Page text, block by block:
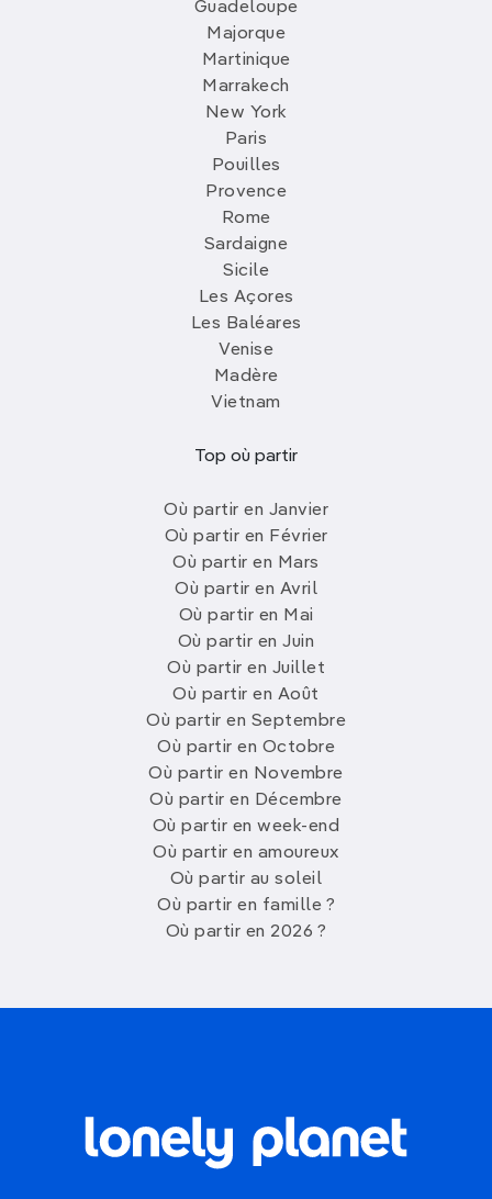
Guadeloupe
Majorque
Martinique
Marrakech
New York
Paris
Pouilles
Provence
Rome
Sardaigne
Sicile
Les Açores
Les Baléares
Venise
Madère
Vietnam
Top où partir
Où partir en Janvier
Où partir en Février
Où partir en Mars
Où partir en Avril
Où partir en Mai
Où partir en Juin
Où partir en Juillet
Où partir en Août
Où partir en Septembre
Où partir en Octobre
Où partir en Novembre
Où partir en Décembre
Où partir en week-end
Où partir en amoureux
Où partir au soleil
Où partir en famille ?
Où partir en 2026 ?